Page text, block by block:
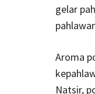
gelar
Aroma
Natsir,